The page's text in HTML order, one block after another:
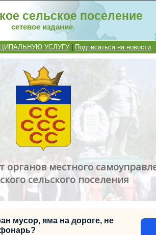
сельское поселение
сетевое издание
УСЛУГУ Подписаться на новости
местного
сельского поселения
мусор, яма на дороге, не